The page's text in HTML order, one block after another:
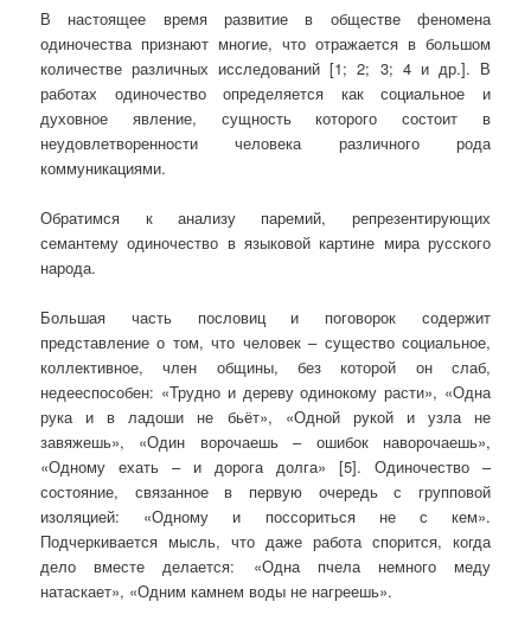
В настоящее время развитие в обществе феномена
одиночества признают многие, что отражается в большом
количестве различных исследований [1; 2; 3; 4 и др.]. В
работах одиночество определяется как социальное и
духовное явление, сущность которого состоит в
неудовлетворенности человека различного рода
коммуникациями.
Обратимся к анализу паремий, репрезентирующих
семантему одиночество в языковой картине мира русского
народа.
Большая часть пословиц и поговорок содержит
представление о том, что человек – существо социальное,
коллективное, член общины, без которой он слаб,
недееспособен: «Трудно и дереву одинокому расти», «Одна
рука и в ладоши не бьёт», «Одной рукой и узла не
завяжешь», «Один ворочаешь – ошибок наворочаешь»,
«Одному ехать – и дорога долга» [5]. Одиночество –
состояние, связанное в первую очередь с групповой
изоляцией: «Одному и поссориться не с кем».
Подчеркивается мысль, что даже работа спорится, когда
дело вместе делается: «Одна пчела немного меду
натаскает», «Одним камнем воды не нагреешь».